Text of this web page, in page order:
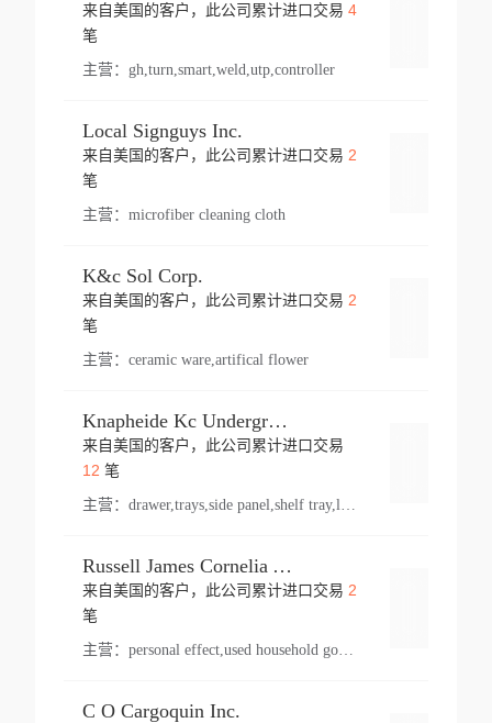
来自美国的客户，此公司累计进口交易 4
笔
主营： gh,turn,smart,weld,utp,controller
Local Signguys Inc.
来自美国的客户，此公司累计进口交易 2
笔
主营： microfiber cleaning cloth
K&c Sol Corp.
来自美国的客户，此公司累计进口交易 2
笔
主营： ceramic ware,artifical flower
Knapheide Kc Underground
来自美国的客户，此公司累计进口交易
12 笔
主营：
Russell James Cornelia Arlington Va
来自美国的客户，此公司累计进口交易 2
笔
主营： personal effect,used household goods
C O Cargoquin Inc.